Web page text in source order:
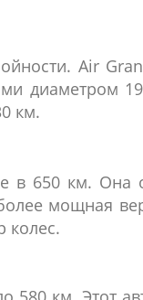
Air
диаметром
км.
в 650 км. Она
мощная
колес.